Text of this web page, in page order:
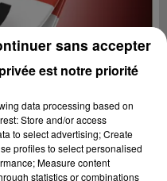
est notre priorité
data processing based on
Store and/or access
to select advertising; Create
profiles to select personalised
Measure content
statistics or combinations
sans accepter